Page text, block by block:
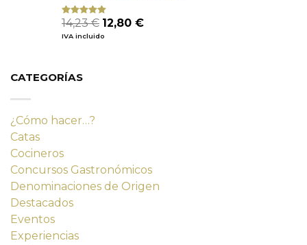
Valorado
con
de 5
14,23€ El
precio
12,80 €El
IVA incluido
CATEGORÍAS
¿Cómo hacer…?
Catas
Cocineros
Concursos Gastronómicos
Denominaciones de Origen
Destacados
Eventos
Experiencias